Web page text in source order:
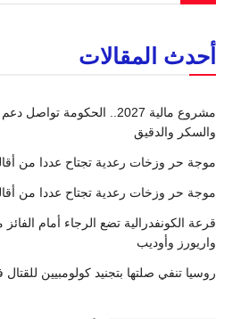
أحدث المقالات
مشروع مالية 2027.. الحكومة
والسكر والدقيق
موجة حر وزخات رعدية تجتاح عددا من
موجة حر وزخات رعدية تجتاح عددا من
قرعة الكونفدرالية تضع الرجاء أمام
واريورز وأوديب
روسيا تنفي صلتها بتجنيد كولومبيين للقتال